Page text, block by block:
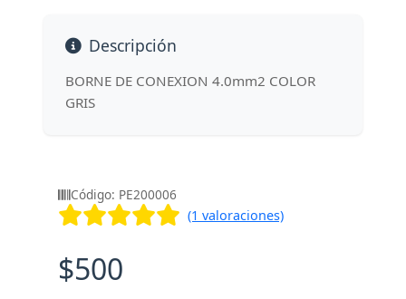
Descripción
BORNE DE CONEXION 4.0mm2 COLOR
GRIS
Código: PE200006
(1 valoraciones)
$500